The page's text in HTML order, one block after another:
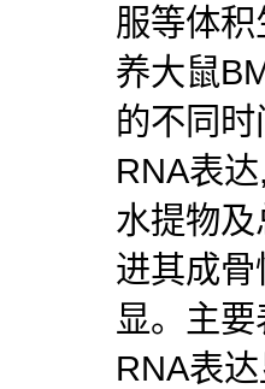
服等体
养大鼠
的不同
RNA表
水提物
进其成
显。主
RNA表